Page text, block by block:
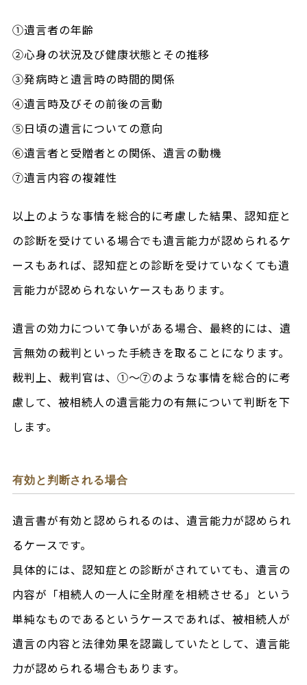
①遺言者の年齢
②心身の状況及び健康状態とその推移
③発病時と遺言時の時間的関係
④遺言時及びその前後の言動
⑤日頃の遺言についての意向
⑥遺言者と受贈者との関係、遺言の動機
⑦遺言内容の複雑性
以上のような事情を総合的に考慮した結果、認知症と
の診断を受けている場合でも遺言能力が認められるケ
ースもあれば、認知症との診断を受けていなくても遺
言能力が認められないケースもあります。
遺言の効力について争いがある場合、最終的には、遺
言無効の裁判といった手続きを取ることになります。
裁判上、裁判官は、①～⑦のような事情を総合的に考
慮して、被相続人の遺言能力の有無について判断を下
します。
有効と判断される場合
遺言書が有効と認められるのは、遺言能力が認められ
るケースです。
具体的には、認知症との診断がされていても、遺言の
内容が「相続人の一人に全財産を相続させる」という
単純なものであるというケースであれば、被相続人が
遺言の内容と法律効果を認識していたとして、遺言能
力が認められる場合もあります。